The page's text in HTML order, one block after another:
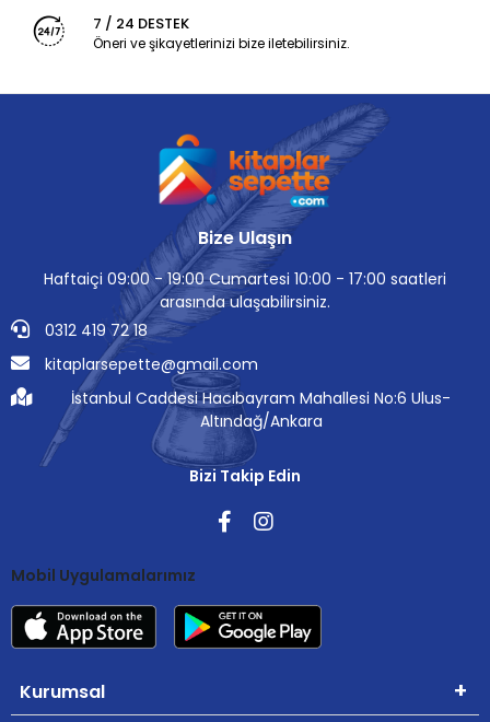
7 / 24 DESTEK
Öneri ve şikayetlerinizi bize iletebilirsiniz.
Bize Ulaşın
Haftaiçi 09:00 - 19:00 Cumartesi 10:00 - 17:00 saatleri
arasında ulaşabilirsiniz.
0312 419 72 18
kitaplarsepette@gmail.com
İstanbul Caddesi Hacıbayram Mahallesi No:6 Ulus-
Altındağ/Ankara
Bizi Takip Edin
Mobil Uygulamalarımız
Kurumsal